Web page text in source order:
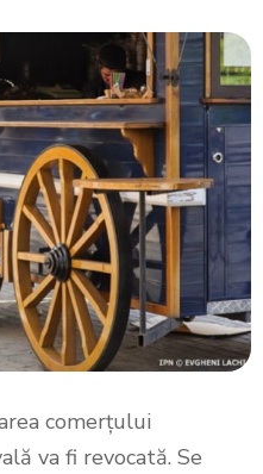
comerţului
va fi revocată. Se